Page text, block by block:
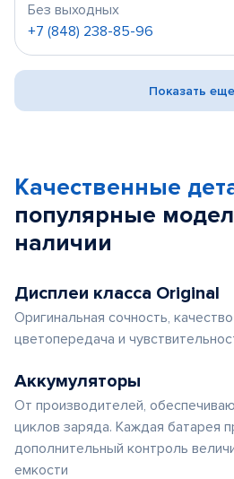
Без выходных
+7 (848) 238-85-96
Показать
Качественные
популярные
наличии
Дисплеи класса Original
Оригинальная сочность,
цветопередача и
Аккумуляторы
От производителей,
циклов заряда. Каждая батарея
дополнительный контроль
емкости